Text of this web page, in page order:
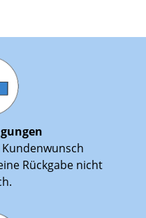
Rückgabe nicht